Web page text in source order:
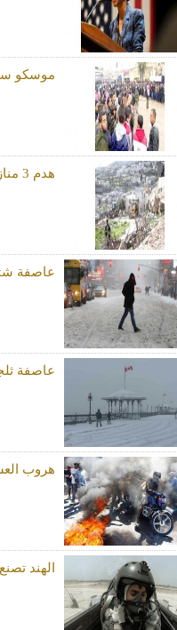
موسكو
هدم 3 منازل بالقدس واعتقالات بالضفة طالت إمام الأقصى
عاصفة
عاصفة
هروب
الهند